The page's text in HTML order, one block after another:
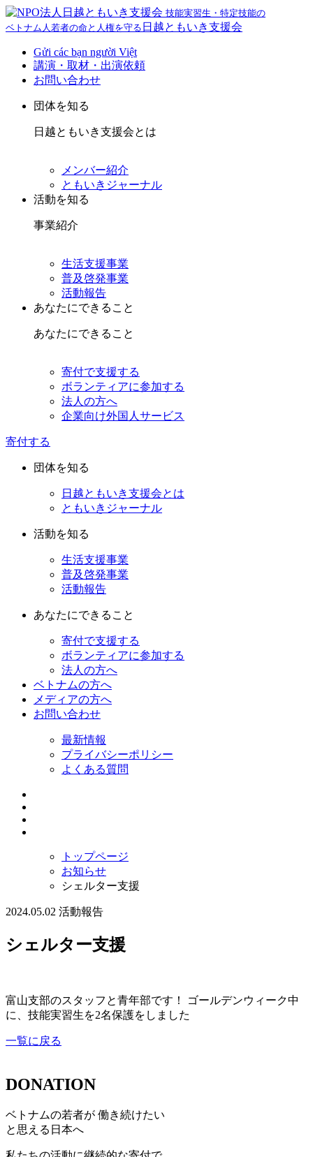
技能実習生・特定技能の
ベトナム人若者の命と人権を守る 日越ともいき支援会
Gửi các bạn người Việt
講演・取材・出演依頼
お問い合わせ
団体を知る
日越ともいき支援会とは
メンバー紹介
ともいきジャーナル
活動を知る
事業紹介
生活支援事業
普及啓発事業
活動報告
あなたにできること
あなたにできること
寄付で支援する
ボランティアに参加する
法人の方へ
企業向け外国人サービス
寄付する
団体を知る
日越ともいき支援会とは
ともいきジャーナル
活動を知る
生活支援事業
普及啓発事業
活動報告
あなたにできること
寄付で支援する
ボランティアに参加する
法人の方へ
ベトナムの方へ
メディアの方へ
お問い合わせ
最新情報
プライバシーポリシー
よくある質問
トップページ
お知らせ
シェルター支援
2024.05.02 活動報告
シェルター支援
富山支部のスタッフと青年部です！ ゴールデンウィーク中
に、技能実習生を2名保護をしました
一覧に戻る
DONATION
ベトナムの若者が 働き続けたい
と思える日本へ